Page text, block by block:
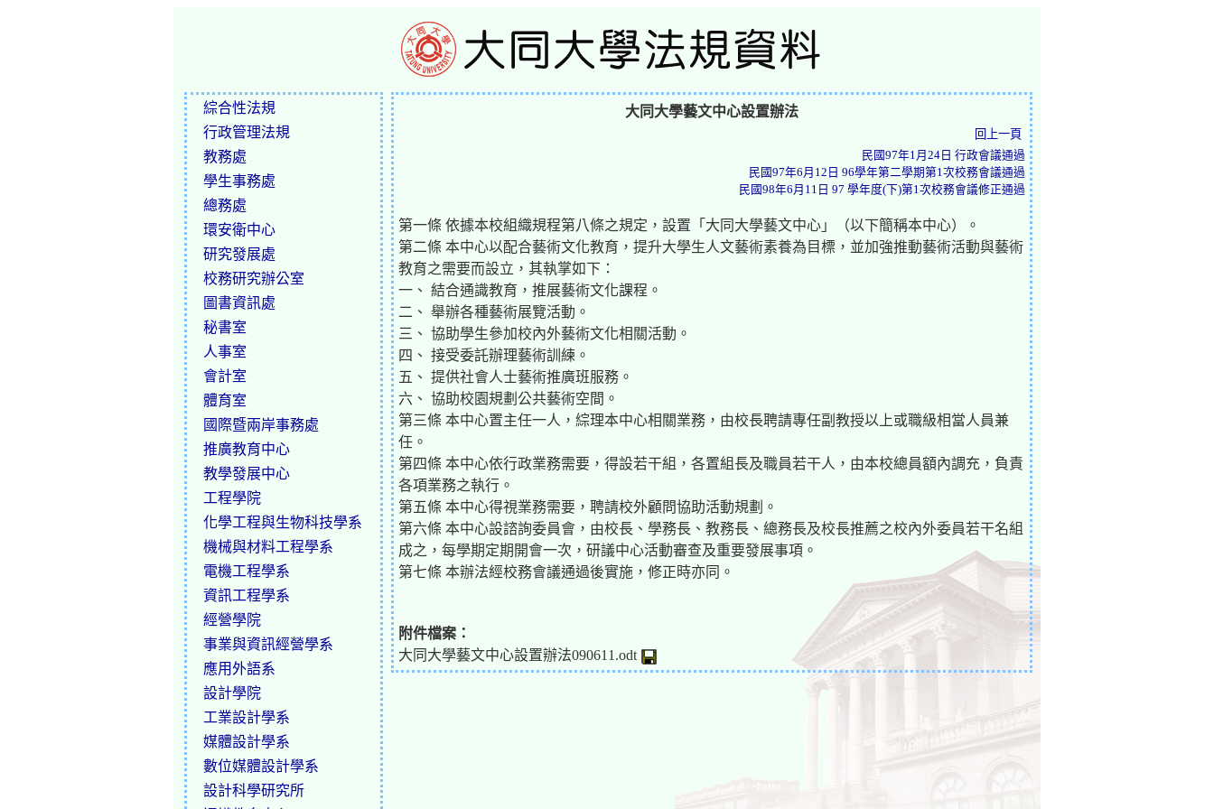
綜合性法規
行政管理法規
教務處
學生事務處
總務處
環安衛中心
研究發展處
校務研究辦公室
圖書資訊處
秘書室
人事室
會計室
體育室
國際暨兩岸事務處
推廣教育中心
教學發展中心
工程學院
化學工程與生物科技學系
機械與材料工程學系
電機工程學系
資訊工程學系
經營學院
事業與資訊經營學系
應用外語系
設計學院
工業設計學系
媒體設計學系
數位媒體設計學系
設計科學研究所
大同大學藝文中心設置辦法
回上一頁
民國97年1月24日 行政會議通過
民國97年6月12日 96學年第二學期第1次校務會議通過
民國98年6月11日 97 學年度(下)第1次校務會議修正通過
第一條 依據本校組織規程第八條之規定，設置「大同大學藝文中心」（以下簡稱本中心）。
第二條 本中心以配合藝術文化教育，提升大學生人文藝術素養為目標，並加強推動藝術活動與藝術
教育之需要而設立，其執掌如下：
一、 結合通識教育，推展藝術文化課程。
二、 舉辦各種藝術展覽活動。
三、 協助學生參加校內外藝術文化相關活動。
四、 接受委託辦理藝術訓練。
五、 提供社會人士藝術推廣班服務。
六、 協助校園規劃公共藝術空間。
第三條 本中心置主任一人，綜理本中心相關業務，由校長聘請專任副教授以上或職級相當人員兼
任。
第四條 本中心依行政業務需要，得設若干組，各置組長及職員若干人，由本校總員額內調充，負責
各項業務之執行。
第五條 本中心得視業務需要，聘請校外顧問協助活動規劃。
第六條 本中心設諮詢委員會，由校長、學務長、教務長、總務長及校長推薦之校內外委員若干名組
成之，每學期定期開會一次，研議中心活動審查及重要發展事項。
第七條 本辦法經校務會議通過後實施，修正時亦同。
附件檔案：
大同大學藝文中心設置辦法090611.odt